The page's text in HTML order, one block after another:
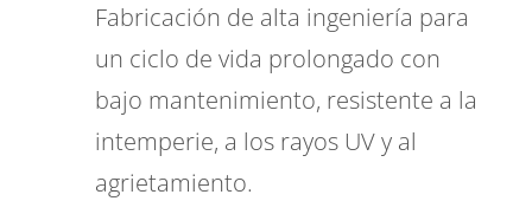
Fabricación de alta ingeniería para
un ciclo de vida prolongado con
bajo mantenimiento, resistente a la
intemperie, a los rayos UV y al
agrietamiento.